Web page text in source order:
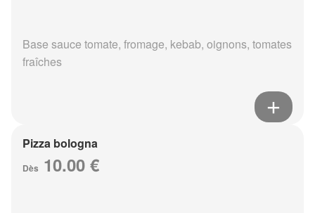
Base sauce tomate, fromage, kebab, oignons, tomates
fraîches
Pizza bologna
Dès 10.00 €